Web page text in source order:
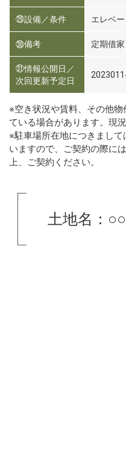
㉙設備／条件 エレベ
㉚備考 定期借
㉛情報公開日／
次回更新予定日
※空き状況や賃料、その他
ている場合があります。現
※駐車場所在地につきまし
いますので、ご契約の際に
上、ご契約ください。
土地名：